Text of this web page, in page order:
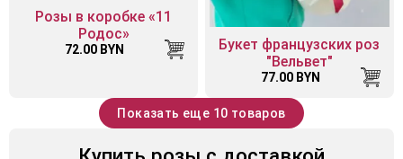
Розы в коробке «11
Родос»
72.00 BYN
Букет французских роз
"Вельвет"
77.00 BYN
Показать еще 10 товаров